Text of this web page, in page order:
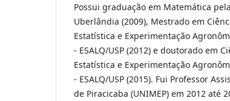
Possui graduação em Matemática
Uberlândia (2009), Mestrado em
Estatística e Experimentação
- ESALQ/USP (2012) e doutorado em
Estatística e Experimentação
- ESALQ/USP (2015). Fui Professor
de Piracicaba (UNIMEP) em 2012 até